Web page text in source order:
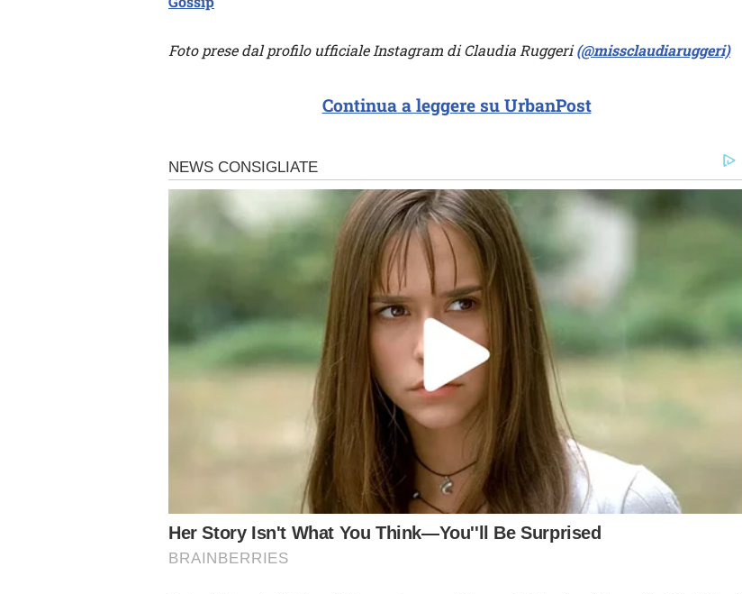
Foto prese dal profilo ufficiale Instagram di Claudia Ruggeri(@missclaudiaruggeri)
Continua a leggere su UrbanPost